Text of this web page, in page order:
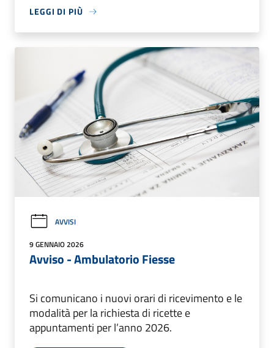
LEGGI DI PIÙ
AVVISI
9 GENNAIO 2026
Avviso - Ambulatorio Fiesse
Si comunicano i nuovi orari di ricevimento e le
modalità per la richiesta di ricette e
appuntamenti per l’anno 2026.